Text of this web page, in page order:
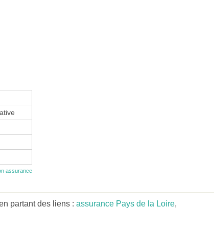
assurance
partant des liens : assurance Pays de la Loire,